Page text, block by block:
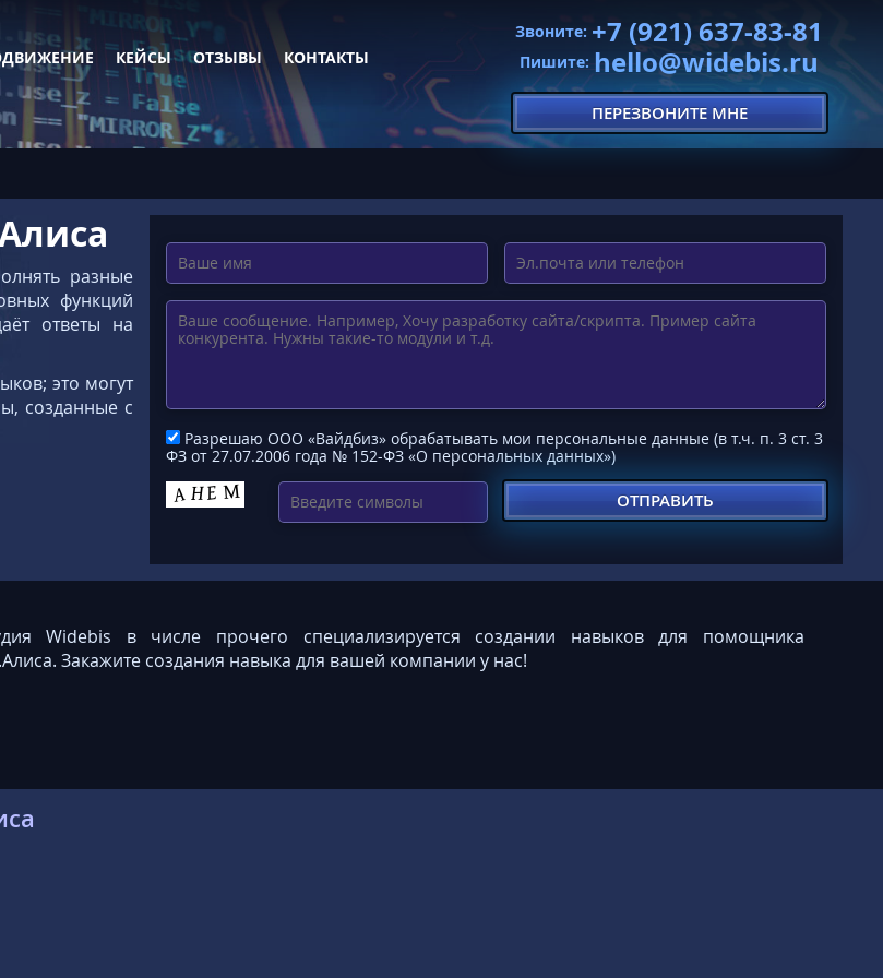
КЕЙСЫ ОТЗЫВЫ КОНТАКТЫ
Звоните: +7 (921) 637-83-81
Пишите: hello@widebis.ru
ПЕРЕЗВОНИТЕ МНЕ
разные
функций
ответы на
это могут
созданные с
Разрешаю ООО «Вайдбиз» обрабатывать мои персональные данные (в т.ч. п. 3 ст. 3
ФЗ от 27.07.2006 года № 152-ФЗ «О персональных данных»)
Widebis в числе прочего специализируется создании навыков для помощника
Закажите создания навыка для вашей компании у нас!